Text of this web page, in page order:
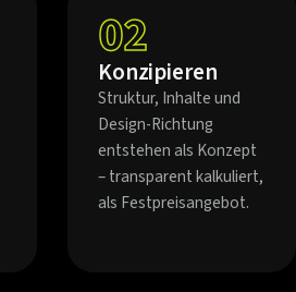
02
Konzipieren
Struktur, Inhalte und
Design-Richtung
entstehen als Konzept
– transparent kalkuliert,
als Festpreisangebot.